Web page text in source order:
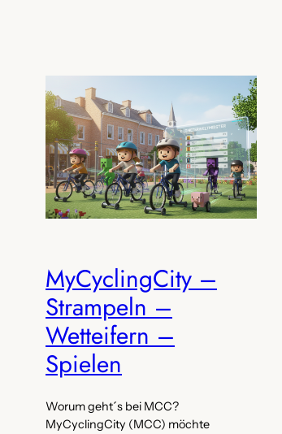
MyCyclingCity –
Strampeln –
Wetteifern –
Spielen
Worum geht´s bei MCC?
MyCyclingCity (MCC) möchte